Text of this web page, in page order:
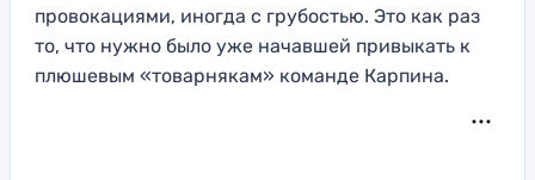
провокациями, иногда с грубостью. Это как раз
то, что нужно было уже начавшей привыкать к
плюшевым «товарнякам» команде Карпина.